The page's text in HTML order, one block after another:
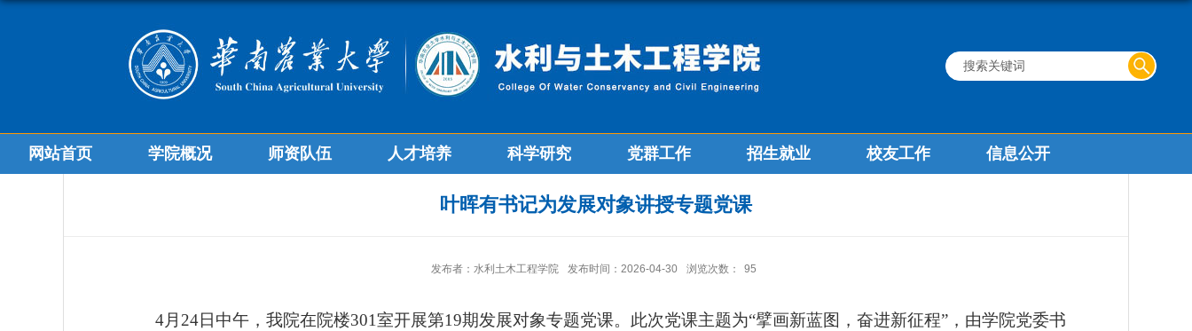
网站首页 学院概况 师资队伍 人才培养 科学研究 党群工作 招生就业 校友工作 信息公开
叶晖有书记为发展对象讲授专题党课
发布者：水利土木工程学院 发布时间：2026-04-30 浏览次数： 95
4月 24日中午，我院在院楼301室开展第19期发展对象专题党课。 此次党课主题为“擘画新蓝图，奋进新征程” ，由学院党委书